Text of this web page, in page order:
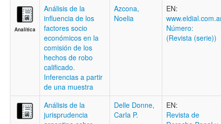
Analítica
Análisis de la
influencia de los
factores socio
económicos en la
comisión de los
hechos de robo
calificado.
Inferencias a partir
de una muestra
Azcona,
Noelia
EN:
Número:
(Revista (serie))
Análisis de la
jurisprudencia
Delle Donne,
Carla P.
EN:
Revista de